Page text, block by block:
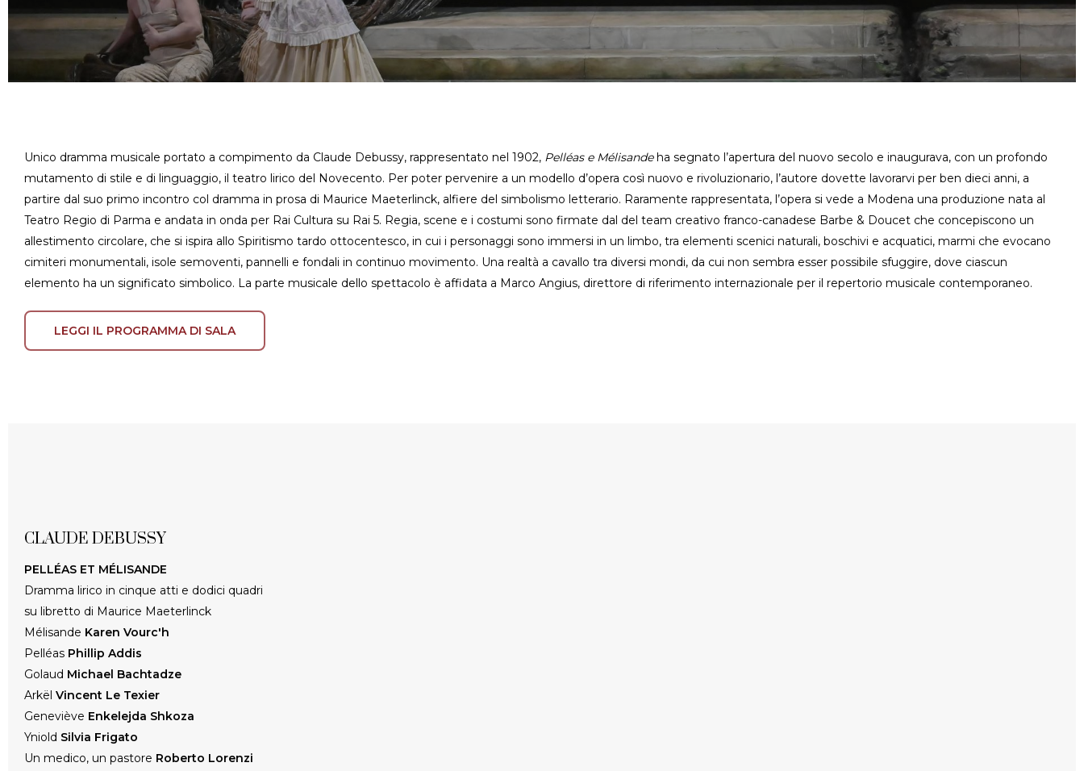
Unico dramma musicale portato a compimento da Claude Debussy, rappresentato nel 1902, Pelléas e Mélisandeha segnato l’apertura del nuovo secolo e inaugurava, con un profondo
mutamento di stile e di linguaggio, il teatro lirico del Novecento. Per poter pervenire a un modello d’opera così nuovo e rivoluzionario, l’autore dovette lavorarvi per ben dieci anni, a
partire dal suo primo incontro col dramma in prosa di Maurice Maeterlinck, alfiere del simbolismo letterario. Raramente rappresentata, l’opera si vede a Modena una produzione nata al
Teatro Regio di Parma e andata in onda per Rai Cultura su Rai 5. Regia, scene e i costumi sono firmate dal del team creativo franco-canadese Barbe & Doucet che concepiscono un
allestimento circolare, che si ispira allo Spiritismo tardo ottocentesco, in cui i personaggi sono immersi in un limbo, tra elementi scenici naturali, boschivi e acquatici, marmi che evocano
cimiteri monumentali, isole semoventi, pannelli e fondali in continuo movimento. Una realtà a cavallo tra diversi mondi, da cui non sembra esser possibile sfuggire, dove ciascun
elemento ha un significato simbolico. La parte musicale dello spettacolo è affidata a Marco Angius, direttore di riferimento internazionale per il repertorio musicale contemporaneo.
LEGGI IL PROGRAMMA DI SALA
CLAUDE DEBUSSY
PELLÉAS ET MÉLISANDE
Dramma lirico in cinque atti e dodici quadri
su libretto di Maurice Maeterlinck
Mélisande Karen Vourc'h
Pelléas Phillip Addis
Golaud Michael Bachtadze
Arkël Vincent Le Texier
Geneviève Enkelejda Shkoza
Yniold Silvia Frigato
Un medico, un pastore Roberto Lorenzi